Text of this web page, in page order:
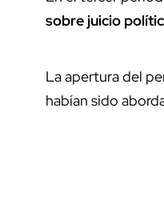
sobre juicio
La apertura del
habían sido